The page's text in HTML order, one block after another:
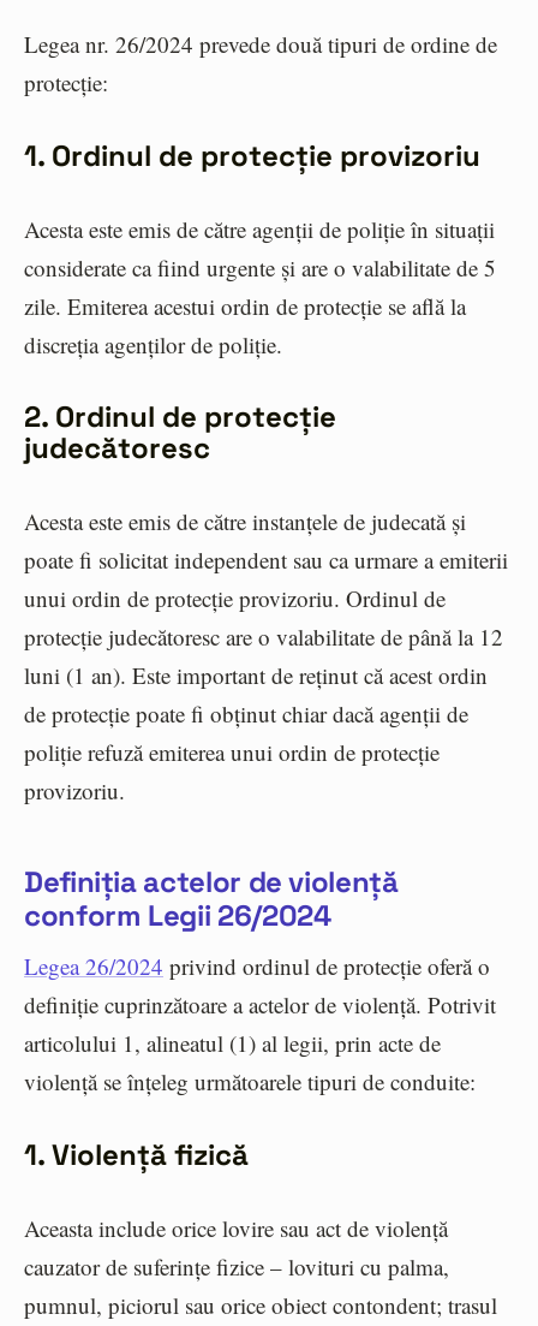
Legea nr. 26/2024 prevede două tipuri de ordine de
protecție:
1. Ordinul de protecție provizoriu
Acesta este emis de către agenții de poliție în situații
considerate ca fiind urgente și are o valabilitate de 5
zile. Emiterea acestui ordin de protecție se află la
discreția agenților de poliție.
2. Ordinul de protecție
judecătoresc
Acesta este emis de către instanțele de judecată și
poate fi solicitat independent sau ca urmare a emiterii
unui ordin de protecție provizoriu. Ordinul de
protecție judecătoresc are o valabilitate de până la 12
luni (1 an). Este important de reținut că acest ordin
de protecție poate fi obținut chiar dacă agenții de
poliție refuză emiterea unui ordin de protecție
provizoriu.
Definiția actelor de violență
conform Legii 26/2024
Legea 26/2024 privind ordinul de protecție oferă o
definiție cuprinzătoare a actelor de violență. Potrivit
articolului 1, alineatul (1) al legii, prin acte de
violență se înțeleg următoarele tipuri de conduite:
1. Violență fizică
Aceasta include orice lovire sau act de violență
cauzator de suferințe fizice – lovituri cu palma,
pumnul, piciorul sau orice obiect contondent; trasul